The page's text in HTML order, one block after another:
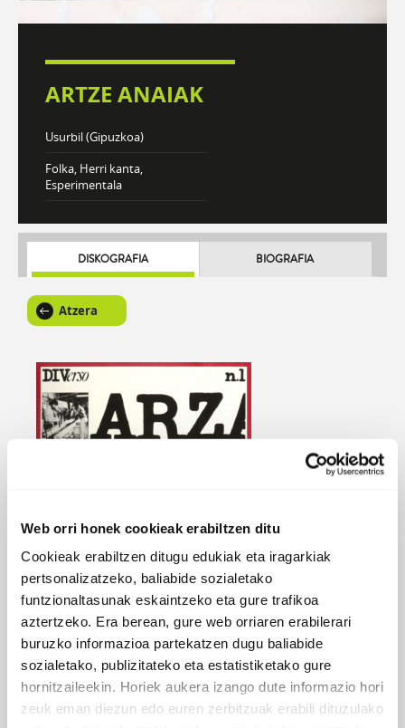
Web orri honek cookieak erabiltzen ditu
Cookieak erabiltzen ditugu edukiak eta iragarkiak
pertsonalizatzeko, baliabide sozialetako
funtzionaltasunak eskaintzeko eta gure trafikoa
aztertzeko. Era berean, gure web orriaren erabilerari
buruzko informazioa partekatzen dugu baliabide
sozialetako, publizitateko eta estatistiketako gure
hornitzaileekin. Horiek aukera izango dute informazio hori
zeuk eman diezun edo euren zerbitzuak erabili dituzulako
ARTZE ANAIAK
Usurbil (Gipuzkoa)
Folka, Herri kanta,
Esperimentala
DISKOGRAFIA BIOGRAFIA
Atzera
TXALAPARTA '75 IRAILA
1975 - Cramps Records